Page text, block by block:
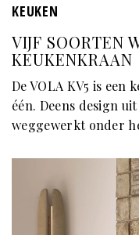
KEUKEN
VIJF SOORTEN
KEUKENKRAAN
De VOLA KV5 is
één. Deens design
weggewerkt onder